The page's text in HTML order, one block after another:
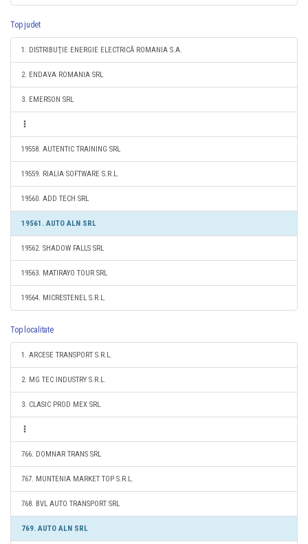
Top judet
1. DISTRIBUŢIE ENERGIE ELECTRICĂ ROMANIA S.A.
2. ENDAVA ROMANIA SRL
3. EMERSON SRL
19558. AUTENTIC TRAINING SRL
19559. RIALIA SOFTWARE S.R.L.
19560. ADD TECH SRL
19561. AUTO ALN SRL
19562. SHADOW FALLS SRL
19563. MATIRAYO TOUR SRL
19564. MICRESTENEL S.R.L.
Top localitate
1. ARCESE TRANSPORT S.R.L.
2. MG TEC INDUSTRY S.R.L.
3. CLASIC PROD MEX SRL
766. DOMNAR TRANS SRL
767. MUNTENIA MARKET TOP S.R.L.
768. BVL AUTO TRANSPORT SRL
769. AUTO ALN SRL